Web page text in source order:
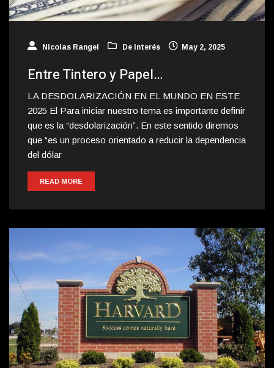
Nicolas Rangel De Interés May 2, 2025
Entre Tintero y Papel…
LA DESDOLARIZACIÓN EN EL MUNDO EN ESTE
2025 El Para iniciar nuestro tema es importante definir
que es la “desdolarización”. En este sentido diremos
que “es un proceso orientado a reducir la dependencia
del dólar
READ MORE